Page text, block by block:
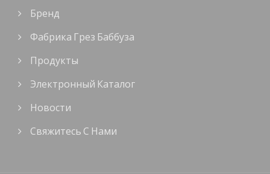
Бренд
Фабрика Грез Баббуза
Продукты
Электронный Каталог
Новости
Свяжитесь С Нами